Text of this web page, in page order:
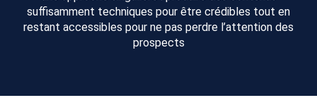
suffisamment techniques pour être crédibles tout en
restant accessibles pour ne pas perdre l’attention des
prospects